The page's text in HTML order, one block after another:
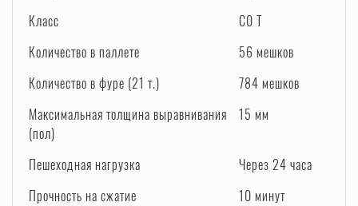
Класс
C0 T
Количество в паллете
56 мешков
Количество в фуре (21 т.)
784 мешков
Максимальная толщина выравнивания
(пол)
15 мм
Пешеходная нагрузка
Через 24 часа
Прочность на сжатие
10 минут